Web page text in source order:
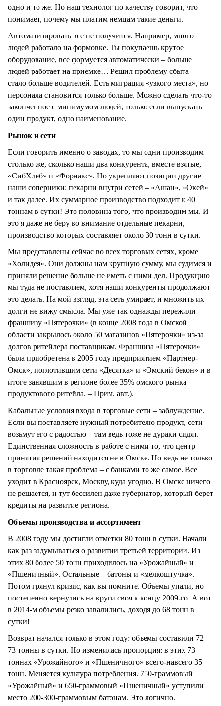
одно и то же. Но наш технолог по качеству говорит, что
понимает, почему мы платим немцам такие деньги.
Автоматизировать все не получится. Например, много
людей работало на формовке. Ты покупаешь крутое
оборудование, все формуется автоматически – больше
людей работает на приемке… Решил проблему сбыта –
стало больше водителей. Есть миграция «узкого места», но
персонала становится только больше. Можно сделать что-то
законченное с минимумом людей, только если выпускать
один продукт, одно наименование.
Рынок и сети
Если говорить именно о заводах, то мы одни производим
столько же, сколько наши два конкурента, вместе взятые, –
«СибХлеб» и «Форнакс». Но укрепляют позиции другие
наши соперники: пекарни внутри сетей – «Ашан», «Окей»
и так далее. Их суммарное производство подходит к 40
тоннам в сутки! Это половина того, что производим мы. И
это я даже не беру во внимание отдельные пекарни,
производство которых составляет около 30 тонн в сутки.
Мы представлены сейчас во всех торговых сетях, кроме
«Холидея». Они должны нам крупную сумму, мы судимся и
приняли решение больше не иметь с ними дел. Продукцию
мы туда не поставляем, хотя наши конкуренты продолжают
это делать. На мой взгляд, эта сеть умирает, и множить их
долги не вижу смысла. Мы уже так однажды пережили
франшизу «Пятерочки» (в конце 2008 года в Омской
области закрылось около 50 магазинов «Пятерочки» из-за
долгов ритейлера поставщикам. Франшиза «Пятерочки»
была приобретена в 2005 году предприятием «Партнер-
Омск», поглотившим сети «Десятка» и «Омский бекон» и в
итоге занявшим в регионе более 35% омского рынка
продуктового ритейла. – Прим. авт.).
Кабальные условия входа в торговые сети – заблуждение.
Если вы поставляете нужный потребителю продукт, сети
возьмут его с радостью – там ведь тоже не дураки сидят.
Единственная сложность в работе с ними то, что центр
принятия решений находится не в Омске. Но ведь не только
в торговле такая проблема – с банками то же самое. Все
уходит в Красноярск, Москву, куда угодно. В Омске ничего
не решается, и тут бессилен даже губернатор, который берет
кредиты на развитие региона.
Объемы производства и ассортимент
В 2008 году мы достигли отметки 80 тонн в сутки. Начали
как раз задумываться о развитии третьей территории. Из
этих 80 более 50 тонн приходилось на «Урожайный» и
«Пшеничный». Остальные – батоны и «мелкоштучка».
Потом грянул кризис, как вы помните. Объемы упали, но
постепенно вернулись на круги своя к концу 2009-го. А вот
в 2014-м объемы резко завалились, доходя до 68 тонн в
сутки!
Возврат начался только в этом году: объемы составили 72 –
73 тонны в сутки. Но изменилась пропорция: в этих 73
тоннах «Урожайного» и «Пшеничного» всего-навсего 35
тонн. Меняется культура потребления. 750-граммовый
«Урожайный» и 650-граммовый «Пшеничный» уступили
место 200-300-граммовым батонам. Это логично.